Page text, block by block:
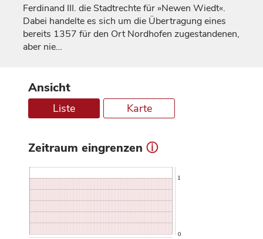
Ferdinand III. die Stadtrechte für »Newen Wiedt«.
Dabei handelte es sich um die Übertragung eines
bereits 1357 für den Ort Nordhofen zugestandenen,
aber nie…
Ansicht
Liste Karte
Zeitraum eingrenzen ⓘ
0
1